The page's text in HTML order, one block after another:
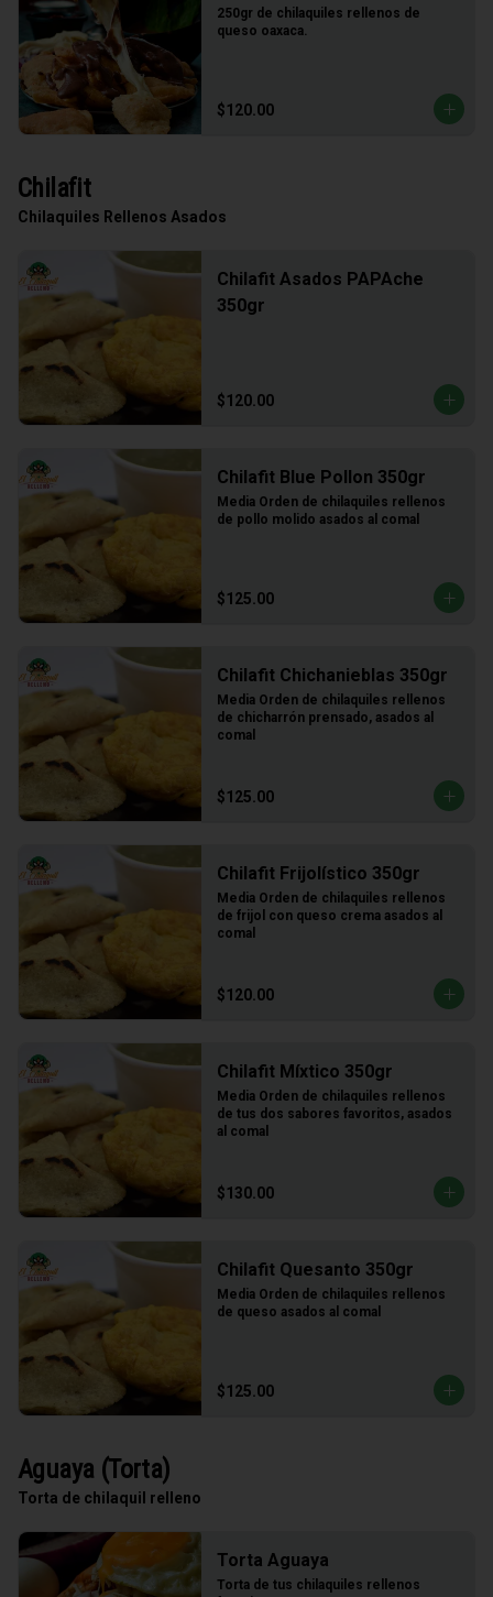
250gr de chilaquiles rellenos de
queso oaxaca.
$120.00
Chilafit
Chilaquiles Rellenos Asados
Chilafit Asados PAPAche
350gr
$120.00
Chilafit Blue Pollon 350gr
Media Orden de chilaquiles rellenos
de pollo molido asados al comal
$125.00
Chilafit Chichanieblas 350gr
Media Orden de chilaquiles rellenos
de chicharrón prensado, asados al
comal
$125.00
Chilafit Frijolístico 350gr
Media Orden de chilaquiles rellenos
de frijol con queso crema asados al
comal
$120.00
Chilafit Míxtico 350gr
Media Orden de chilaquiles rellenos
de tus dos sabores favoritos, asados
al comal
$130.00
Chilafit Quesanto 350gr
Media Orden de chilaquiles rellenos
de queso asados al comal
$125.00
Aguaya (Torta)
Torta de chilaquil relleno
Torta Aguaya
Torta de tus chilaquiles rellenos